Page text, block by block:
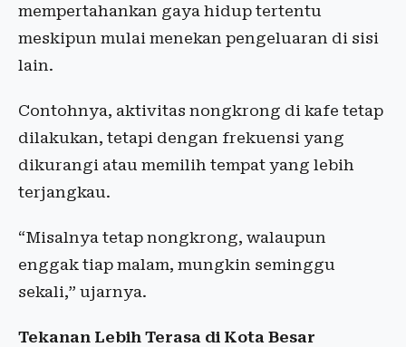
mempertahankan gaya hidup tertentu
meskipun mulai menekan pengeluaran di sisi
lain.
Contohnya, aktivitas nongkrong di kafe tetap
dilakukan, tetapi dengan frekuensi yang
dikurangi atau memilih tempat yang lebih
terjangkau.
“Misalnya tetap nongkrong, walaupun
enggak tiap malam, mungkin seminggu
sekali,” ujarnya.
Tekanan Lebih Terasa di Kota Besar